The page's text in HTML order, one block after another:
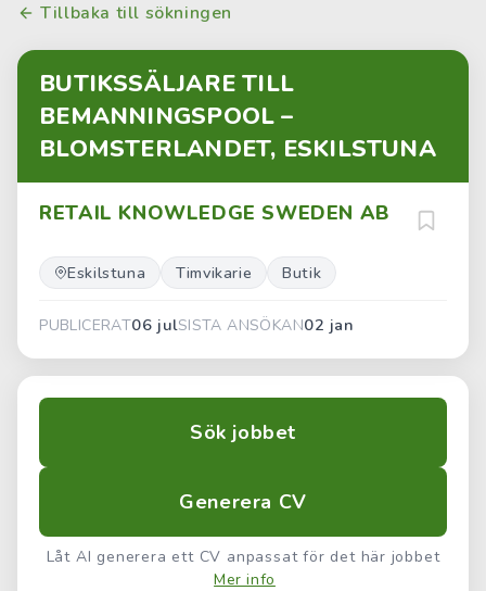
Tillbaka till sökningen
BUTIKSSÄLJARE TILL
BEMANNINGSPOOL –
BLOMSTERLANDET, ESKILSTUNA
RETAIL KNOWLEDGE SWEDEN AB
Eskilstuna Timvikarie Butik
PUBLICERAT06 julSISTA ANSÖKAN02 jan
Sök jobbet
Generera CV
Låt AI generera ett CV anpassat för det här jobbet
Mer info